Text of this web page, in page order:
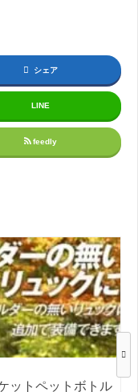
シェア
LINE
feedly
ットペットボトル